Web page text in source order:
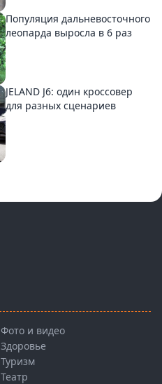
Популяция дальневосточного
леопарда выросла в 6 раз
JELAND J6: один кроссовер
для разных сценариев
Фото и видео
Здоровье
Туризм
Театр